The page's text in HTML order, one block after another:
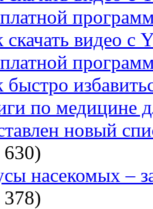
скачать видео с
быстро
по медицине
новый
насекомых –